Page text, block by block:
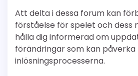
Att delta i dessa forum kan
förståelse för spelet och dess
hålla dig informerad om
förändringar som kan påverka
inlösningsprocesserna.